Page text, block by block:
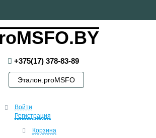
+375(17) 378-83-89
Эталон.proMSFO
Войти
Регистрация
Корзина